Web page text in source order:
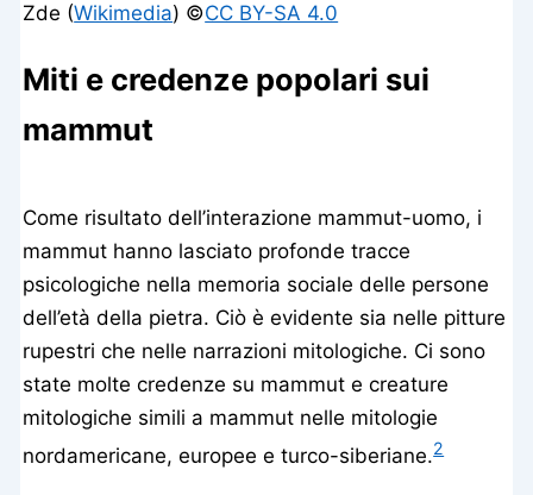
Zde (Wikimedia) ©️CC BY-SA 4.0
Miti e credenze popolari sui
mammut
Come risultato dell’interazione mammut-uomo, i
mammut hanno lasciato profonde tracce
psicologiche nella memoria sociale delle persone
dell’età della pietra. Ciò è evidente sia nelle pitture
rupestri che nelle narrazioni mitologiche. Ci sono
state molte credenze su mammut e creature
mitologiche simili a mammut nelle mitologie
nordamericane, europee e turco-siberiane.2